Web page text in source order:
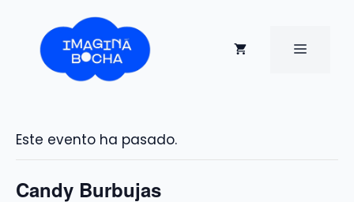
contenido
MENÚ
Este evento ha pasado.
Candy Burbujas